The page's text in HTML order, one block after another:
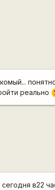
реально
в22